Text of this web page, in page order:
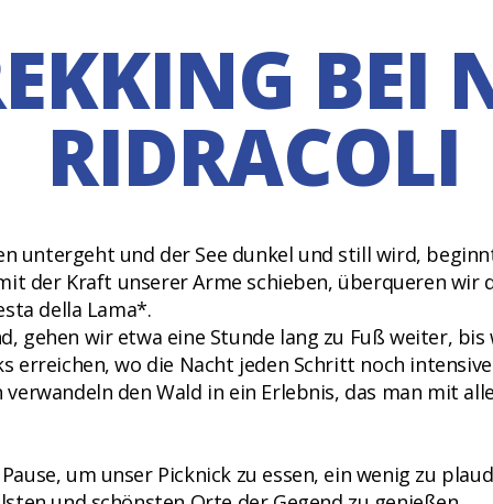
BEI
RIDRACOLI
untergeht und der See dunkel und still wird,
der Kraft unserer Arme schieben, überqueren wir
della Lama*.
gehen wir etwa eine Stunde lang zu Fuß weiter, bis
erreichen, wo die Nacht jeden Schritt noch
den Wald in ein Erlebnis, das man mit
um unser Picknick zu essen, ein wenig zu